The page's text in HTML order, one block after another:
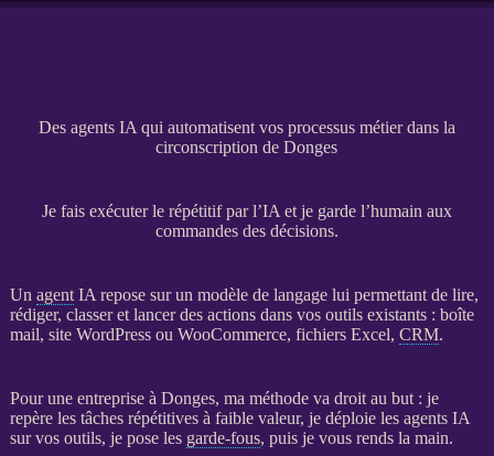
Des agents IA qui automatisent vos processus métier dans la
circonscription de Donges
Je fais exécuter le répétitif par l’IA et je garde l’humain aux
commandes des décisions.
Un agent IA repose sur un modèle de langage lui permettant de lire,
rédiger, classer et lancer des actions dans vos outils existants : boîte
mail, site WordPressou WooCommerce, fichiers Excel, CRM.
Pour une entreprise à Donges, ma méthode va droit au but : je
repère les tâches répétitives à faible valeur, je déploie les agents IA
sur vos outils, je pose les garde-fous, puis je vous rends la main.